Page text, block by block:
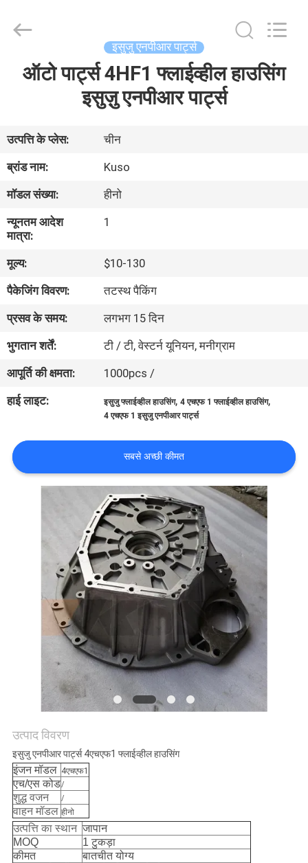
हमारे
बारे
कारखाना
भ्रमण
गुणवत्ता
नियंत्रण
संपर्क
समाचार
PRIVACY
POLICY
इसुजु एनपीआर पार्ट्स
ऑटो पार्ट्स 4HF1 फ्लाईव्हील हाउसिंग
इसुज़ु एनपीआर पार्ट्स
उत्पत्ति के प्लेस:
चीन
ब्रांड नाम:
Kuso
मॉडल संख्या:
हीनो
न्यूनतम आदेश
मात्रा:
1
मूल्य:
$10-130
पैकेजिंग विवरण:
तटस्थ पैकिंग
प्रसव के समय:
लगभग 15 दिन
भुगतान शर्तें:
टी / टी, वेस्टर्न यूनियन, मनीग्राम
आपूर्ति की क्षमता:
1000pcs /
हाई लाइट:
इसुजु फ्लाईव्हील हाउसिंग,4 एचएफ 1 फ्लाईव्हील हाउसिंग,
4 एचएफ 1 इसुजु एनपीआर पार्ट्स
सबसे अच्छी कीमत
उत्पाद विवरण
इसुजु एनपीआर पार्ट्स 4एचएफ1 फ्लाईव्हील हाउसिंग
इंजन मॉडल 4एचएफ1
एच/एस कोड/
शुद्ध वजन
/
वाहन मॉडल हीनो
उत्पत्ति का स्थान जापान
MOQ
1 टुकड़ा
कीमत
बातचीत योग्य